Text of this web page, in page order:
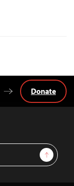
Sign Up
Donate